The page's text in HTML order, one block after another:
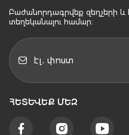
Բաժանորդագրվեք զեղչերի
տեղեկանալու համար։
ՀԵՏԵՒԵՔ ՄԵԶ